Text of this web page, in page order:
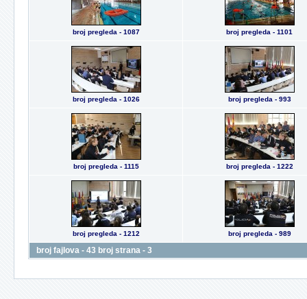
broj pregleda - 1087 broj pregleda - 1101
broj pregleda - 1026 broj pregleda - 993
broj pregleda - 1115 broj pregleda - 1222
broj pregleda - 1212 broj pregleda - 989
broj fajlova - 43 broj strana - 3